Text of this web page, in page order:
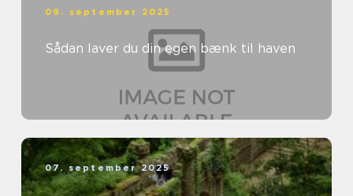
09. september 2025
Sådan laver du din egen bænk til haven
07. september 2025